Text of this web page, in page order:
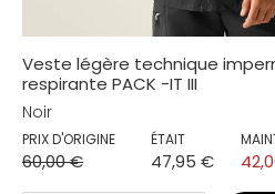
Veste légère technique
respirante PACK -IT III
Noir
PRIX D'ORIGINE
60,00 €
ÉTAIT
47,95 €